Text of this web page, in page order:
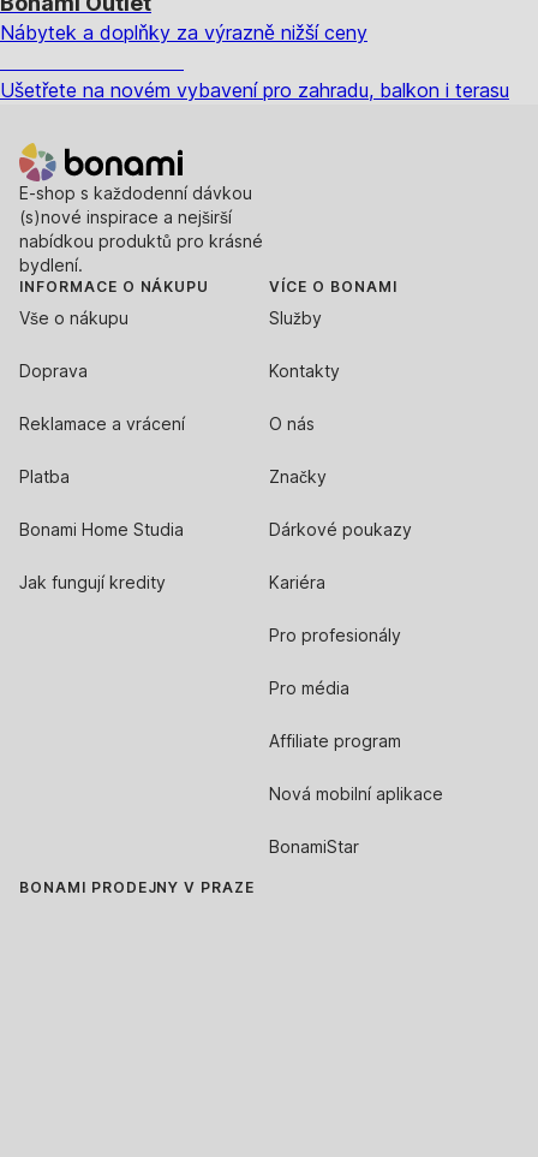
Nábytek a doplňky za výrazně nižší ceny
Ušetřete na novém vybavení pro zahradu, balkon i terasu
E-shop s každodenní dávkou
(s)nové inspirace a nejširší
nabídkou produktů pro krásné
bydlení.
INFORMACE O NÁKUPU
Vše o nákupu
Doprava
Reklamace a vrácení
Platba
Bonami Home Studia
Jak fungují kredity
VÍCE O BONAMI
Služby
Kontakty
O nás
Značky
Dárkové poukazy
Kariéra
Pro profesionály
Pro média
Affiliate program
Nová mobilní aplikace
BonamiStar
BONAMI PRODEJNY V PRAZE